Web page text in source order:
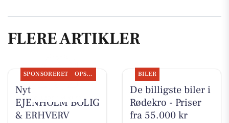
FLERE ARTIKLER
SPONSORERET OPSLAGSTAVLEN
Nyt fra
EJENHOLM BOLIG
& ERHVERV
BILER
De billigste biler i
Rødekro - Priser
fra 55.000 kr